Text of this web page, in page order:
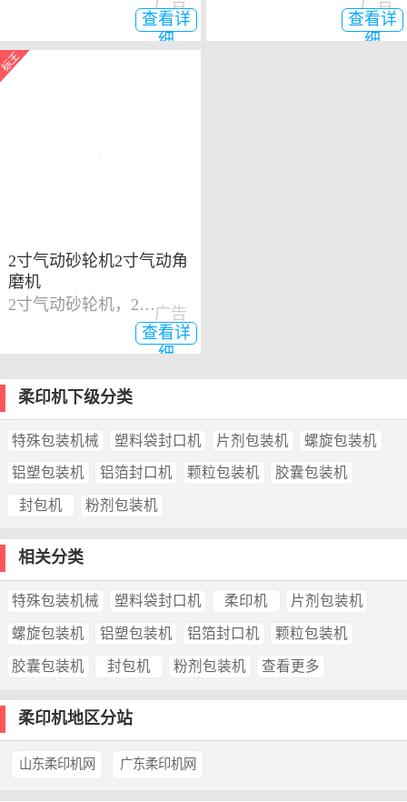
查看详
细
查看详
细
2寸气动砂轮机2寸气动角
磨机
2寸气动砂轮机，2寸气动角磨机
查看详
细
广告
柔印机下级分类
特殊包装机械 塑料袋封口机 片剂包装机 螺旋包装机
铝塑包装机 铝箔封口机 颗粒包装机 胶囊包装机
封包机 粉剂包装机
相关分类
特殊包装机械 塑料袋封口机 柔印机 片剂包装机
螺旋包装机 铝塑包装机 铝箔封口机 颗粒包装机
胶囊包装机 封包机 粉剂包装机 查看更多
柔印机地区分站
山东柔印机网 广东柔印机网